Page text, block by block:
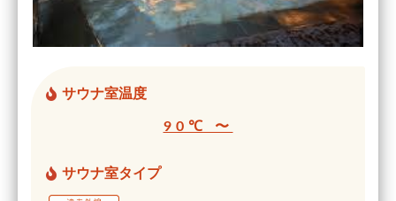
サウナ室温度
90℃ 〜
サウナ室タイプ